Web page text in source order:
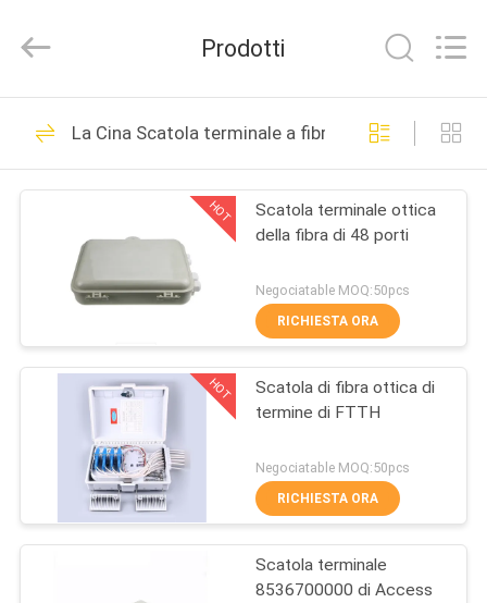
CASA
PRODOTTI
CIRCA
GIRO
DELLA
FABBRICA
CONTROLLO
DI
LIMITED.
Reserved.
GPON ONU
ONTARIO
419
Huawei GPON ONU
143
14
Prodotti
La Cina Scatola terminale a fibra ottica
HOT
Scatola terminale ottica
della fibra di 48 porti
Negociatable MOQ:50pcs
RICHIESTA ORA
HOT
Scatola di fibra ottica di
termine di FTTH
Negociatable MOQ:50pcs
RICHIESTA ORA
Scatola terminale
8536700000 di Access